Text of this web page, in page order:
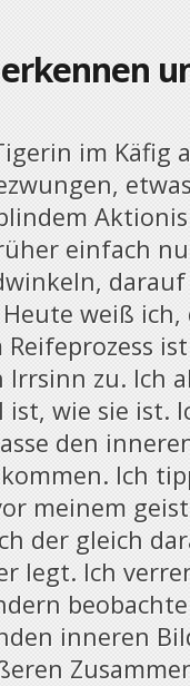
im Käfig
einfach
weiß ich,
zu. Ich
ist, wie sie ist.
den
Ich
meinem
der gleich
legt. Ich
inneren